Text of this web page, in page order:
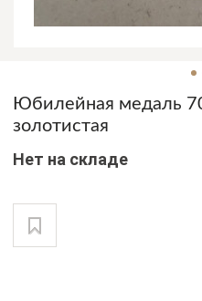
Юбилейная медаль
золотистая
Нет на складе